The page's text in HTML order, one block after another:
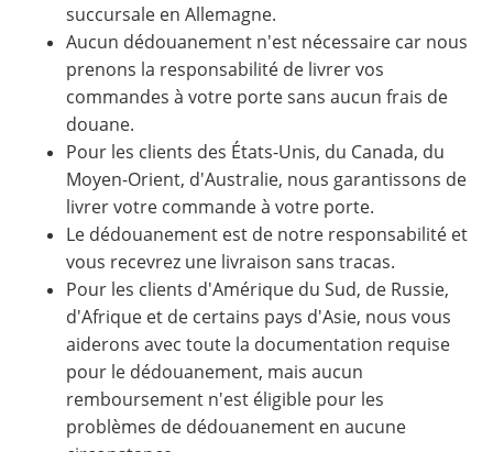
succursale en Allemagne.
Aucun dédouanement n'est nécessaire car nous
prenons la responsabilité de livrer vos
commandes à votre porte sans aucun frais de
douane.
Pour les clients des États-Unis, du Canada, du
Moyen-Orient, d'Australie, nous garantissons de
livrer votre commande à votre porte.
Le dédouanement est de notre responsabilité et
vous recevrez une livraison sans tracas.
Pour les clients d'Amérique du Sud, de Russie,
d'Afrique et de certains pays d'Asie, nous vous
aiderons avec toute la documentation requise
pour le dédouanement, mais aucun
remboursement n'est éligible pour les
problèmes de dédouanement en aucune